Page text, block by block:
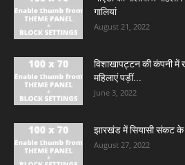
गालियां
August 21, 2022
विशाखापट्टन की कंपनी में
महिलाएं पड़ीं...
June 3, 2022
झारखंड में सियासी संकट के
August 27, 2022